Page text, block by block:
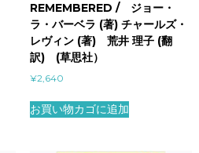
REMEMBERED / ジョー・
ラ・バーベラ (著) チャールズ・
レヴィン (著) 荒井 理子 (翻
訳) (草思社）
¥2,640
お買い物カゴに追加